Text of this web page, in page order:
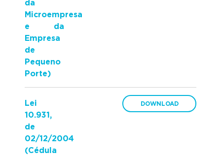
da
Microempresa
e da
Empresa
de
Pequeno
Porte)
Lei
10.931,
de
02/12/2004
(Cédula